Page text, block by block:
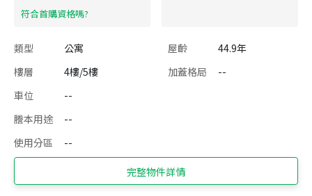
​符合首購資格嗎?
類型 公寓 屋齡
44.9年
樓層
4樓/5樓 加蓋格局
--
車位
--
謄本用途
--
使用分區
--
完整物件詳情